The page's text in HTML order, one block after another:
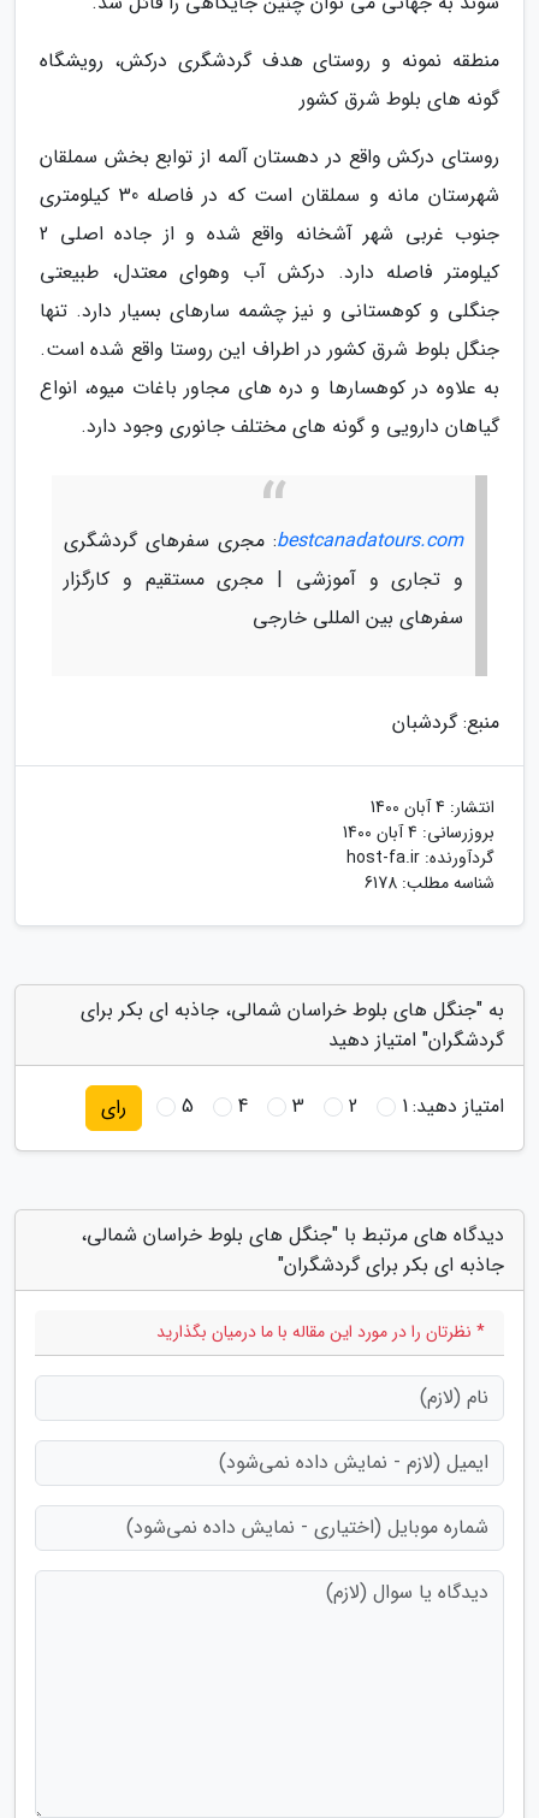
منطقه نمونه و روستای هدف گردشگری درکش، رویشگاه
گونه های بلوط شرق کشور
روستای درکش واقع در دهستان آلمه از توابع بخش سملقان
شهرستان مانه و سملقان است که در فاصله 30 کیلومتری
جنوب غربی شهر آشخانه واقع شده و از جاده اصلی 2
کیلومتر فاصله دارد. درکش آب وهوای معتدل، طبیعتی
جنگلی و کوهستانی و نیز چشمه سارهای بسیار دارد. تنها
جنگل بلوط شرق کشور در اطراف این روستا واقع شده است.
به علاوه در کوهسارها و دره های مجاور باغات میوه، انواع
گیاهان دارویی و گونه های مختلف جانوری وجود دارد.
bestcanadatours.com: مجری سفرهای گردشگری
و تجاری و آموزشی | مجری مستقیم و کارگزار
سفرهای بین المللی خارجی
منبع: گردشبان
انتشار: 4 آبان 1400
بروزرسانی: 4 آبان 1400
گردآورنده: host-fa.ir
شناسه مطلب: 6178
به "جنگل های بلوط خراسان شمالی، جاذبه ای بکر برای
گردشگران" امتیاز دهید
امتیاز دهید:1
2
3
4
5 رای
دیدگاه های مرتبط با "جنگل های بلوط خراسان شمالی،
جاذبه ای بکر برای گردشگران"
* نظرتان را در مورد این مقاله با ما درمیان بگذارید